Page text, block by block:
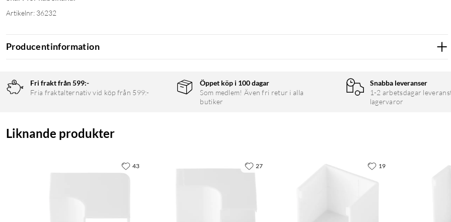
Artikelnr: 36232
Producentinformation
Fri frakt från 599:-
Fria fraktalternativ vid köp från 599:-
Öppet köp i 100 dagar
Som medlem! Även fri retur i alla
butiker
Snabba leveranser
1-2 arbetsdagar
lagervaror
Liknande produkter
43 27 19